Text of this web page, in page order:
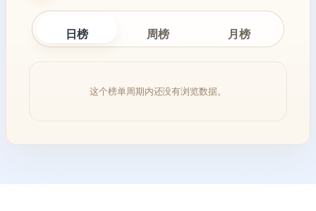
日榜 周榜 月榜
这个榜单周期内还没有浏览数据。